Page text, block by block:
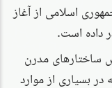
اسلامی از آغاز
داده است.
ساختارهای مدرن
بسیاری از موارد